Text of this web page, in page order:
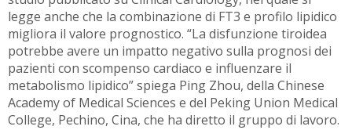
legge anche che la combinazione di FT3 e profilo lipidico
migliora il valore prognostico. “La disfunzione tiroidea
potrebbe avere un impatto negativo sulla prognosi dei
pazienti con scompenso cardiaco e influenzare il
metabolismo lipidico” spiega Ping Zhou, della Chinese
Academy of Medical Sciences e del Peking Union Medical
College, Pechino, Cina, che ha diretto il gruppo di lavoro.